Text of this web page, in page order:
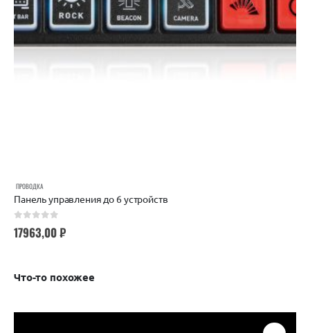
ПРОВОДКА
Панель управления до 6 устройств
17963,00₽
Что-то похожее